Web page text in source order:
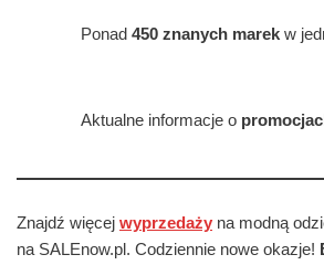
Ponad 450 znanych marek w
Aktualne informacje o
Znajdź więcej wyprzedaży na modną
na SALEnow.pl. Codziennie nowe okazje!